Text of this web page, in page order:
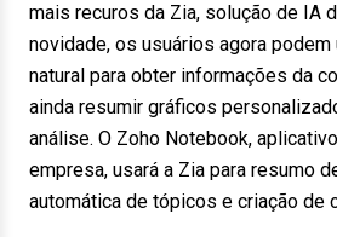
mais recuros da Zia, solução de IA
novidade, os usuários agora podem
natural para obter informações da
ainda resumir gráficos
análise. O Zoho Notebook,
empresa, usará a Zia para resumo
automática de tópicos e criação de